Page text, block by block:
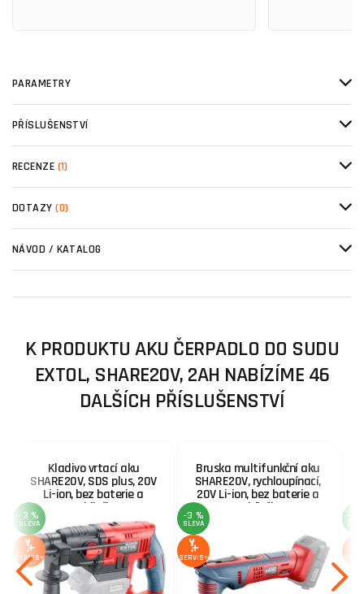
PARAMETRY
PŘÍSLUŠENSTVÍ
RECENZE (1)
DOTAZY(0)
NÁVOD / KATALOG
K PRODUKTU AKU ČERPADLO DO SUDU
EXTOL, SHARE20V, 2AH NABÍZÍME 46
DALŠÍCH PŘÍSLUŠENSTVÍ
Kladivo vrtací aku
SHARE20V, SDS plus, 20V
Li-ion, bez baterie a
nabíječky
-3 %
SLEVA
SERVIS+
Bruska multifunkční aku
SHARE20V, rychloupínací,
20V Li-ion, bez baterie a
nabíječky
-3 %
SLEVA
SERVIS+